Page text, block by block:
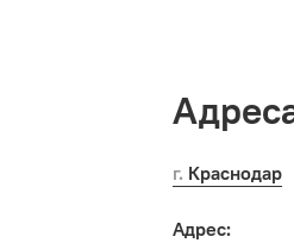
г. Краснодар
Адрес: